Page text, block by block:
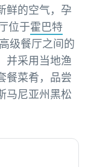
鲜的空气，孕
位于霍巴特
级餐厅之间的
并采用当地渔
餐菜肴，品尝
马尼亚州黑松